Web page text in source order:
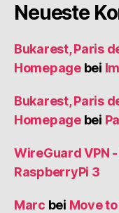
Neueste
Bukarest, Paris
Homepagebei
Bukarest, Paris
Homepagebei
WireGuard VPN
RaspberryPi 3
Marc bei Move